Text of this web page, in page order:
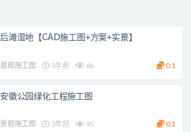
后滩湿地【CAD施工图+方案+实景】
景观施工图 3年前 66 0.1
安徽公园绿化工程施工图
景观施工图 3年前 95 0.1